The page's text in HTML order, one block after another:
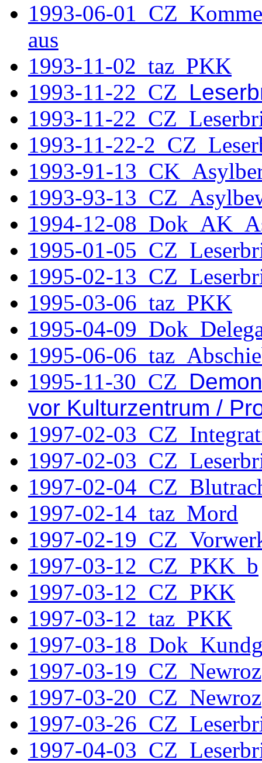
1993-06-01 CZ
aus
1993-11-02_taz_PKK
1993-11-22 CZ
1993-11-
1993-11-22-
1993-91-
1993-93-
1994-12-
1995-01-
1995-02-
1995-03-06_taz_PKK
1995-04-
1995-06-
1995-11-30 CZ
vor Kulturzentrum /
1997-02-
1997-02-
1997-02-
1997-02-14_taz_Mord
1997-02-
1997-03-12_CZ_PKK_b
1997-03-12_CZ_PKK
1997-03-12_taz_PKK
1997-03-
1997-03-19_CZ_Newroz
1997-03-20_CZ_Newroz
1997-03-
1997-04-